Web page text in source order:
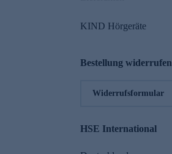
KIND Hörgeräte
Bestellung widerrufen
Widerrufsformular
HSE International